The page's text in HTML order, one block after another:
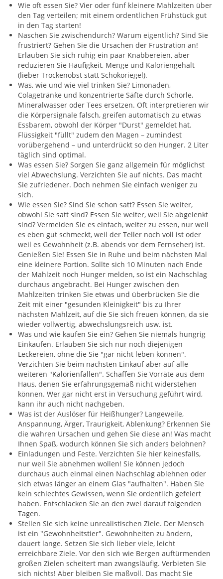
Wie oft essen Sie? Vier oder fünf kleinere Mahlzeiten über
den Tag verteilen; mit einem ordentlichen Frühstück gut
in den Tag starten!
Naschen Sie zwischendurch? Warum eigentlich? Sind Sie
frustriert? Gehen Sie die Ursachen der Frustration an!
Erlauben Sie sich ruhig ein paar Knabbereien, aber
reduzieren Sie Häufigkeit, Menge und Kaloriengehalt
(lieber Trockenobst statt Schokoriegel).
Was, wie und wie viel trinken Sie? Limonaden,
Colagetränke und konzentrierte Säfte durch Schorle,
Mineralwasser oder Tees ersetzen. Oft interpretieren wir
die Körpersignale falsch, greifen automatisch zu etwas
Essbarem, obwohl der Körper "Durst" gemeldet hat.
Flüssigkeit "füllt" zudem den Magen – zumindest
vorübergehend – und unterdrückt so den Hunger. 2 Liter
täglich sind optimal.
Was essen Sie? Sorgen Sie ganz allgemein für möglichst
viel Abwechslung. Verzichten Sie auf nichts. Das macht
Sie zufriedener. Doch nehmen Sie einfach weniger zu
sich.
Wie essen Sie? Sind Sie schon satt? Essen Sie weiter,
obwohl Sie satt sind? Essen Sie weiter, weil Sie abgelenkt
sind? Vermeiden Sie es einfach, weiter zu essen, nur weil
es eben gut schmeckt, weil der Teller noch voll ist oder
weil es Gewohnheit (z.B. abends vor dem Fernseher) ist.
Genießen Sie! Essen Sie in Ruhe und beim nächsten Mal
eine kleinere Portion. Sollte sich 10 Minuten nach Ende
der Mahlzeit noch Hunger melden, so ist ein Nachschlag
durchaus angebracht. Bei Hunger zwischen den
Mahlzeiten trinken Sie etwas und überbrücken Sie die
Zeit mit einer "gesunden Kleinigkeit" bis zu Ihrer
nächsten Mahlzeit, auf die Sie sich freuen können, da sie
wieder vollwertig, abwechslungsreich usw. ist.
Was und wie kaufen Sie ein? Gehen Sie niemals hungrig
Einkaufen. Erlauben Sie sich nur noch diejenigen
Leckereien, ohne die Sie "gar nicht leben können".
Verzichten Sie beim nächsten Einkauf aber auf alle
weiteren "Kalorienfallen". Schaffen Sie Vorräte aus dem
Haus, denen Sie erfahrungsgemäß nicht widerstehen
können. Wer gar nicht erst in Versuchung geführt wird,
kann ihr auch nicht nachgeben.
Was ist der Auslöser für Heißhunger? Langeweile,
Anspannung, Ärger, Traurigkeit, Ablenkung? Erkennen Sie
die wahren Ursachen und gehen Sie diese an! Was macht
Ihnen Spaß, wodurch können Sie sich anders belohnen?
Einladungen und Feste. Verzichten Sie hier keinesfalls,
nur weil Sie abnehmen wollen! Sie können jedoch
durchaus auch einmal einen Nachschlag ablehnen oder
sich etwas länger an einem Glas "aufhalten". Haben Sie
kein schlechtes Gewissen, wenn Sie ordentlich gefeiert
haben. Entschlacken Sie an den zwei darauf folgenden
Tagen.
Stellen Sie sich keine unrealistischen Ziele. Der Mensch
ist ein "Gewohnheitstier". Gewohnheiten zu ändern,
dauert lange. Setzen Sie sich lieber viele, leicht
erreichbare Ziele. Vor den sich wie Bergen auftürmenden
großen Zielen scheitert man zwangsläufig. Verbieten Sie
sich nichts! Aber bleiben Sie maßvoll. Das macht Sie